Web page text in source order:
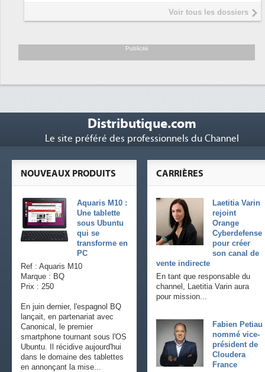
Interview de Fabrice Coquio,
président de Digital Realty...
soutient les...
Voir tous les dossiers
Publicité
Distributique.com
Le site préféré des professionnels du Channel
CARRIÈRES
Laetitia Varin
rejoint
Orange
Cyberdefense
pour créer
son canal de
vente indirecte
En tant que responsable du
channel, Laetitia Varin aura
pour mission...
Fabien Petiau
nommé vice-
président de
Cloudera
France
NOUVEAUX PRODUITS
Aquaris M10 :
Une tablette
sous Ubuntu
qui se
transforme en
PC
Ref : Aquaris M10
Marque : BQ
Prix : 250
En juin dernier, l'espagnol BQ
lançait, en partenariat avec
Canonical, le premier
smartphone tournant sous l'OS
Ubuntu. Il récidive aujourd'hui
dans le domaine des tablettes
en annonçant la mise...